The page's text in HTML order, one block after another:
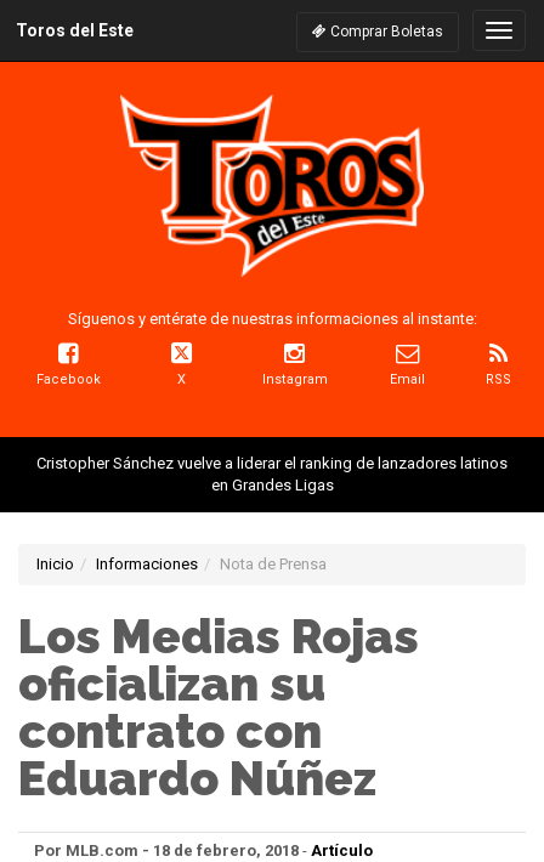
Toros del Este Comprar Boletas
Síguenos y entérate de nuestras informaciones al instante:
Facebook X Instagram Email RSS
Cristopher Sánchez vuelve a liderar el ranking de lanzadores latinos
en Grandes Ligas
Inicio Informaciones Nota de Prensa
Los Medias Rojas
oficializan su
contrato con
Eduardo Núñez
Por MLB.com - 18 de febrero, 2018 - Artículo